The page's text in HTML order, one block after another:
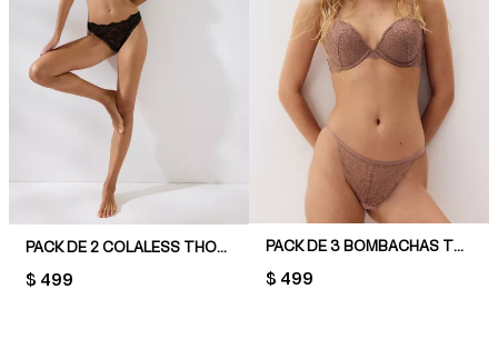
PACK DE 2 COLALESS THONG DE ENCAJE
PRICE:
$ 499
PACK DE 3 BOMBACHAS THONG DE ENCAJE
PRICE:
$ 499